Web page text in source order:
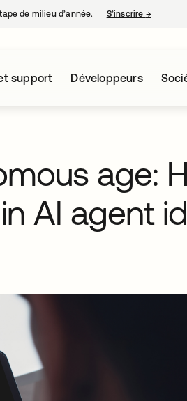
de milieu d’année. S’inscrire →s’ouvre
support Développeurs
age:
AI agent